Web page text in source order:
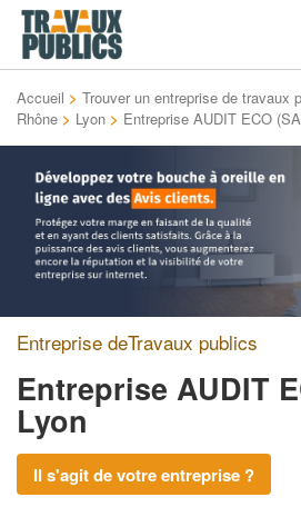
Accueil > Trouver un entreprise de travaux
Rhône > Lyon > Entreprise AUDIT ECO
Entreprise deTravaux publics
Entreprise AUDIT
Lyon
Il s'agit de votre entreprise ?